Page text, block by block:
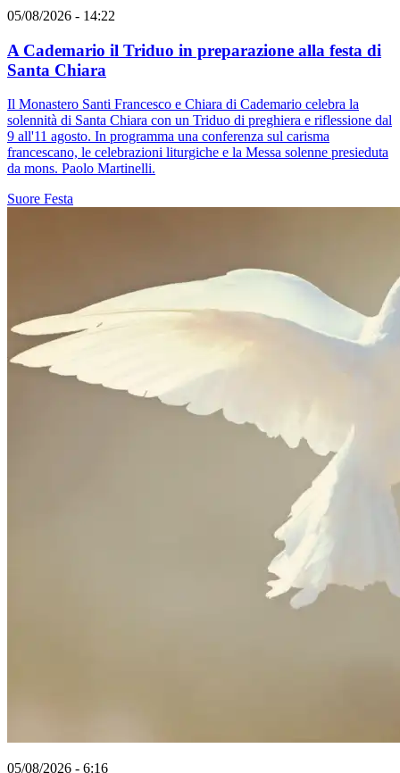
05/08/2026 - 14:22
A Cademario il Triduo in preparazione alla festa di
Santa Chiara
Il Monastero Santi Francesco e Chiara di Cademario celebra la
solennità di Santa Chiara con un Triduo di preghiera e riflessione dal
9 all'11 agosto. In programma una conferenza sul carisma
francescano, le celebrazioni liturgiche e la Messa solenne presieduta
da mons. Paolo Martinelli.
Suore Festa
05/08/2026 - 6:16